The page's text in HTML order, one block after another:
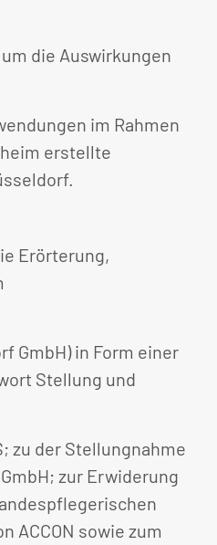
die Auswirkungen
im Rahmen
erstellte
Erörterung,
GmbH) in Form einer
Stellung und
zu der Stellungnahme
zur Erwiderung
ACCON sowie zum